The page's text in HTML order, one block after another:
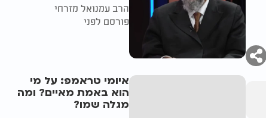
הרב עמנואל מזרחי
פורסם לפני
איומי טראמפ: על מי
הוא באמת מאיים? ומה
מגלה שמו?